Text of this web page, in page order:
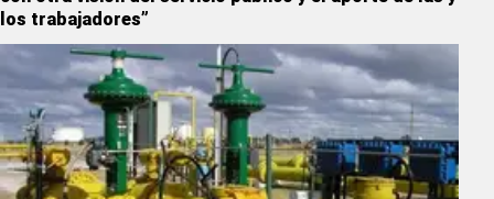
los trabajadores”